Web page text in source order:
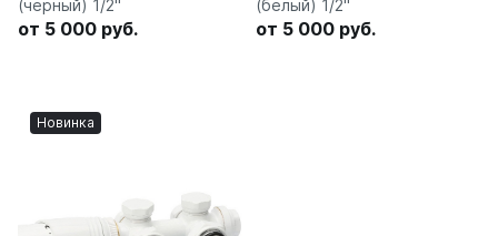
(черный) 1/2"
от 5 000 руб.
(белый) 1/2"
от 5 000 руб.
Новинка